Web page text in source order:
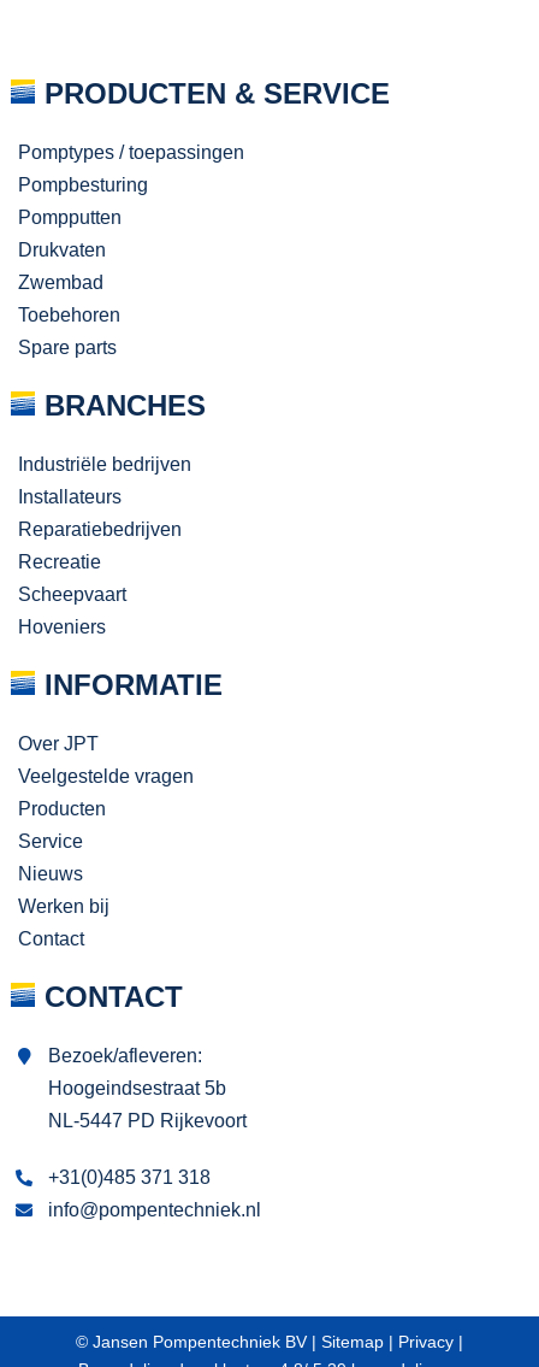
PRODUCTEN & SERVICE
Pomptypes / toepassingen
Pompbesturing
Pompputten
Drukvaten
Zwembad
Toebehoren
Spare parts
BRANCHES
Industriële bedrijven
Installateurs
Reparatiebedrijven
Recreatie
Scheepvaart
Hoveniers
INFORMATIE
Over JPT
Veelgestelde vragen
Producten
Service
Nieuws
Werken bij
Contact
CONTACT
Bezoek/afleveren:
Hoogeindsestraat 5b
NL-5447 PD Rijkevoort
+31(0)485 371 318
info@pompentechniek.nl
© Jansen Pompentechniek BV | Sitemap | Privacy |